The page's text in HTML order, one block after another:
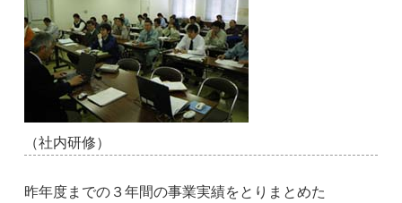
（社内研修）
昨年度までの３年間の事業実績をとりまとめた